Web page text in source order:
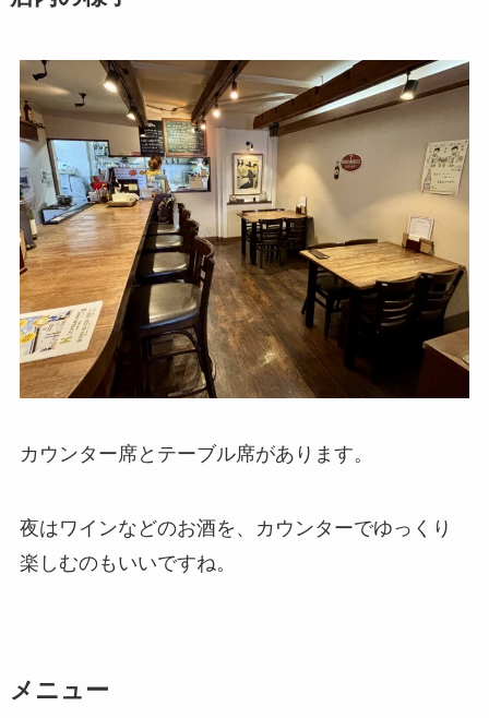
カウンター席とテーブル席があります。
夜はワインなどのお酒を、カウンターでゆっくり
楽しむのもいいですね。
メニュー